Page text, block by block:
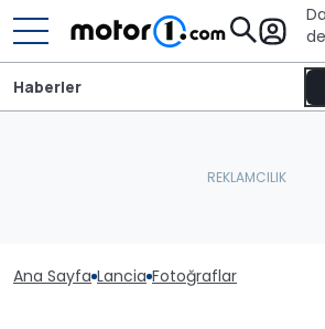
Haberler
Ana Sayfa Lancia Fotoğraflar